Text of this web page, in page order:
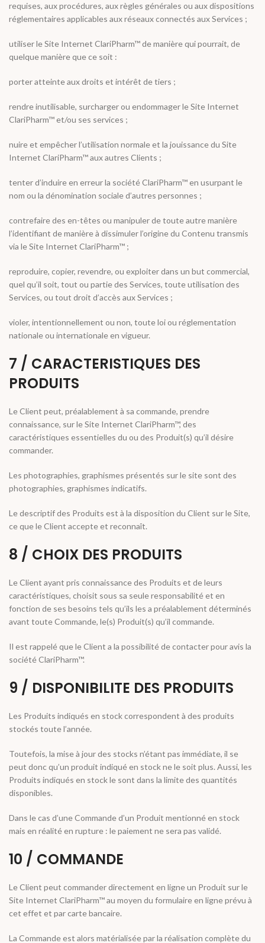
requises, aux procédures, aux règles générales ou aux dispositions
réglementaires applicables aux réseaux connectés aux Services ;
utiliser le Site Internet ClariPharm™ de manière qui pourrait, de
quelque manière que ce soit :
porter atteinte aux droits et intérêt de tiers ;
rendre inutilisable, surcharger ou endommager le Site Internet
ClariPharm™ et/ou ses services ;
nuire et empêcher l’utilisation normale et la jouissance du Site
Internet ClariPharm™ aux autres Clients ;
tenter d’induire en erreur la société ClariPharm™ en usurpant le
nom ou la dénomination sociale d’autres personnes ;
contrefaire des en-têtes ou manipuler de toute autre manière
l’identifiant de manière à dissimuler l’origine du Contenu transmis
via le Site Internet ClariPharm™ ;
reproduire, copier, revendre, ou exploiter dans un but commercial,
quel qu’il soit, tout ou partie des Services, toute utilisation des
Services, ou tout droit d’accès aux Services ;
violer, intentionnellement ou non, toute loi ou réglementation
nationale ou internationale en vigueur.
7 / CARACTERISTIQUES DES
PRODUITS
Le Client peut, préalablement à sa commande, prendre
connaissance, sur le Site Internet ClariPharm™, des
caractéristiques essentielles du ou des Produit(s) qu’il désire
commander.
Les photographies, graphismes présentés sur le site sont des
photographies, graphismes indicatifs.
Le descriptif des Produits est à la disposition du Client sur le Site,
ce que le Client accepte et reconnaît.
8 / CHOIX DES PRODUITS
Le Client ayant pris connaissance des Produits et de leurs
caractéristiques, choisit sous sa seule responsabilité et en
fonction de ses besoins tels qu’ils les a préalablement déterminés
avant toute Commande, le(s) Produit(s) qu’il commande.
Il est rappelé que le Client a la possibilité de contacter pour avis la
société ClariPharm™.
9 / DISPONIBILITE DES PRODUITS
Les Produits indiqués en stock correspondent à des produits
stockés toute l’année.
Toutefois, la mise à jour des stocks n’étant pas immédiate, il se
peut donc qu’un produit indiqué en stock ne le soit plus. Aussi, les
Produits indiqués en stock le sont dans la limite des quantités
disponibles.
Dans le cas d’une Commande d’un Produit mentionné en stock
mais en réalité en rupture : le paiement ne sera pas validé.
10 / COMMANDE
Le Client peut commander directement en ligne un Produit sur le
Site Internet ClariPharm™ au moyen du formulaire en ligne prévu à
cet effet et par carte bancaire.
La Commande est alors matérialisée par la réalisation complète du